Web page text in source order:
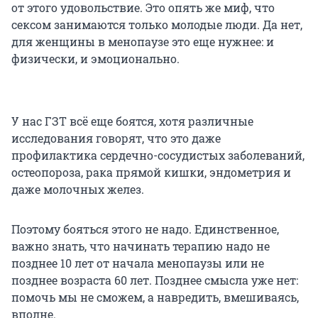
от этого удовольствие. Это опять же миф, что
сексом занимаются только молодые люди. Да нет,
для женщины в менопаузе это еще нужнее: и
физически, и эмоционально.
У нас ГЗТ всё еще боятся, хотя различные
исследования говорят, что это даже
профилактика сердечно-сосудистых заболеваний,
остеопороза, рака прямой кишки, эндометрия и
даже молочных желез.
Поэтому бояться этого не надо. Единственное,
важно знать, что начинать терапию надо не
позднее 10 лет от начала менопаузы или не
позднее возраста 60 лет. Позднее смысла уже нет:
помочь мы не сможем, а навредить, вмешиваясь,
вполне.